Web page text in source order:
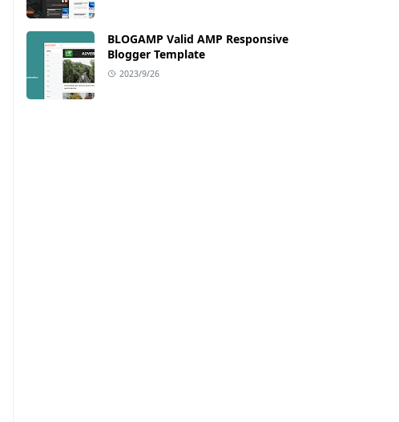
BLOGAMP Valid AMP Responsive
Blogger Template
2023/9/26